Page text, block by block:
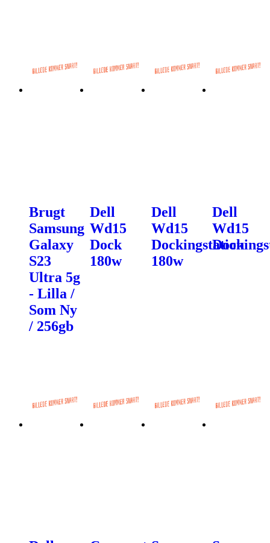
Brugt
Samsung
Galaxy
S23
Ultra 5g
- Lilla /
Som Ny
/ 256gb
Dell
Wd15
Dock
180w
Dell
Wd15
Dockingstation
180w
Dell
Wd15